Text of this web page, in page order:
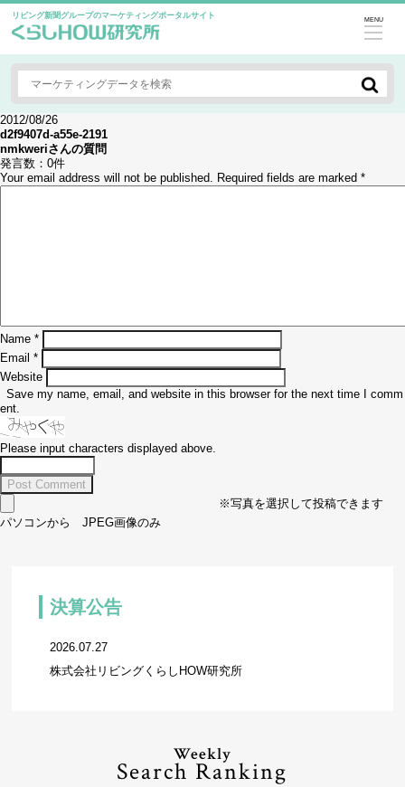
リビング新聞グループのマーケティングポータルサイト MENU
2012/08/26
d2f9407d-a55e-2191
nmkweriさんの質問
発言数： 0件
Your email address will not be published. Required fields are marked *
Name *
Email *
Website
Save my name, email, and website in this browser for the next time I comm
ent.
Please input characters displayed above.
※写真を選択して投稿できます
パソコンから JPEG画像のみ
決算公告
2026.07.27
株式会社リビングくらしHOW研究所
Weekly
Search Ranking